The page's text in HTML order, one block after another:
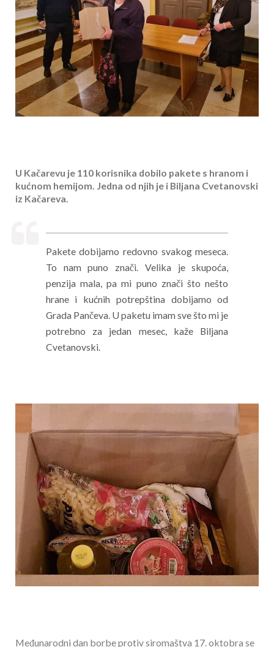
U Kačarevu je 110 korisnika dobilo pakete s hranom i
kućnom hemijom. Jedna od njih je i Biljana Cvetanovski
iz Kačareva.
Pakete dobijamo redovno svakog meseca.
To nam puno znači. Velika je skupoća,
penzija mala, pa mi puno znači što nešto
hrane i kućnih potrepština dobijamo od
Grada Pančeva. U paketu imam sve što mi je
potrebno za jedan mesec, kaže Biljana
Cvetanovski.
Međunarodni dan borbe protiv siromaštva 17. oktobra se